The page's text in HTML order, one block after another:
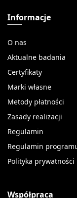
Informacje
O nas
Aktualne badania
Certyfikaty
Marki własne
Metody płatności
Zasady realizacji
Regulamin
Regulamin
Polityka prywatności
Współpraca